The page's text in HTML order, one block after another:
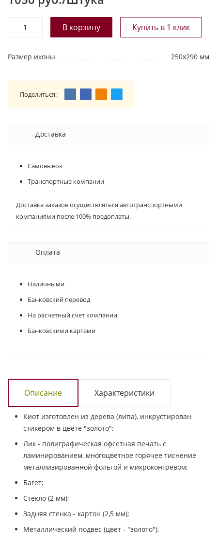
Размер иконы 250х290 мм
Поделиться:
Доставка
Самовывоз
Транспортные компании
Доставка заказов осуществляться автотранспортными
компаниями после 100% предоплаты.
Оплата
Наличными
Банковский перевод
На расчетный счет компании
Банковскими картами
Описание Характеристики
Киот изготовлен из дерева (липа), инкрустирован
стикером в цвете "золото";
Лик - полиграфическая офсетная печать с
ламинированием, многоцветное горячее тиснение
металлизированной фольгой и микроконгревом;
Багет;
Стекло (2 мм);
Задняя стенка - картон (2,5 мм);
Металлический подвес (цвет - "золото").